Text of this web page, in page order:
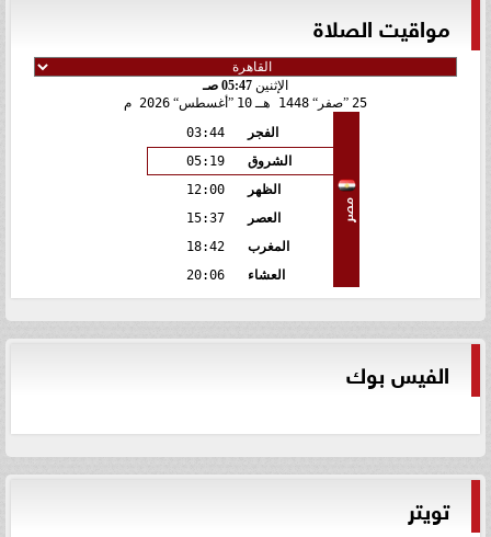
مواقيت الصلاة
الإثنين 05:47 صـ
25 صفر 1448 هـ 10 أغسطس 2026 م
مصر
الفجر
03:44
الشروق
05:19
الظهر
12:00
العصر
15:37
المغرب
18:42
العشاء
20:06
الفيس بوك
تويتر